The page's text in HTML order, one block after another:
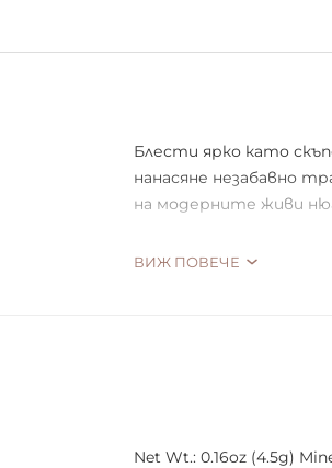
Блести ярко като
нанасяне незабавно
на модерните живи
ВИЖ ПОВЕЧЕ
Net Wt.: 0.16oz (4.5g)